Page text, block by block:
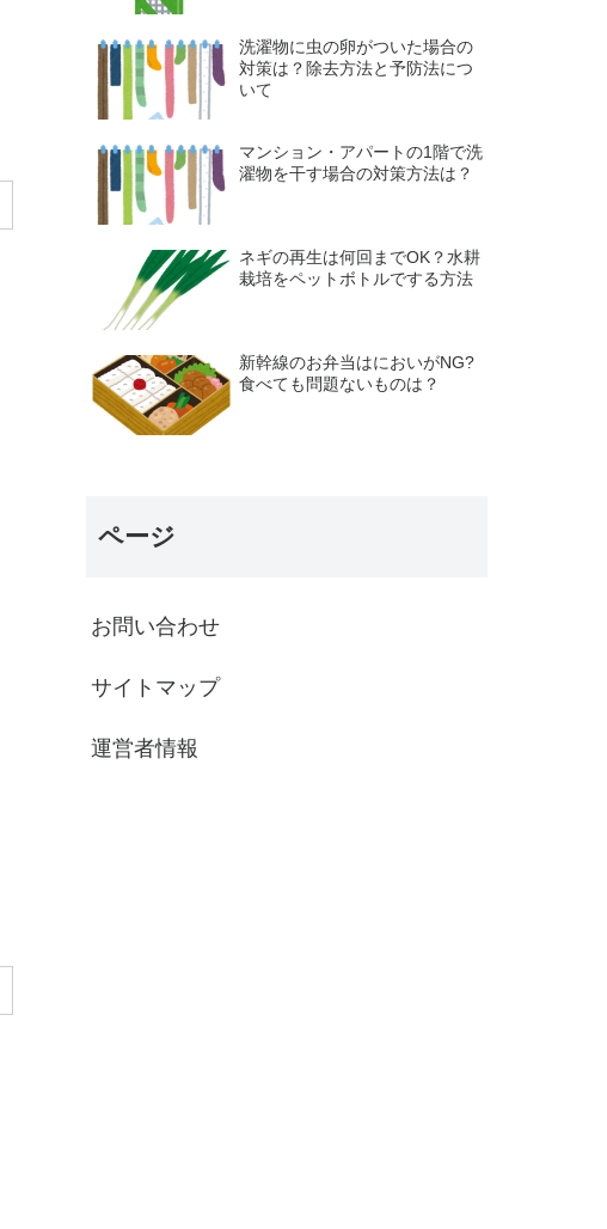
洗濯物に虫の卵がついた場合の
対策は？除去方法と予防法につ
いて
マンション・アパートの1階で洗
濯物を干す場合の対策方法は？
ネギの再生は何回までOK？水耕
栽培をペットボトルでする方法
新幹線のお弁当はにおいがNG?
食べても問題ないものは？
ページ
お問い合わせ
サイトマップ
運営者情報